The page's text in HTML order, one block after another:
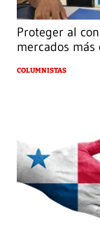
Proteger al
mercados más
COLUMNISTAS